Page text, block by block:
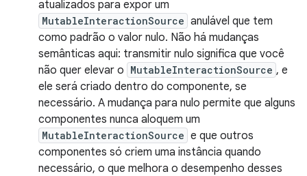
atualizados para expor um
MutableInteractionSource anulável que tem
como padrão o valor nulo. Não há mudanças
semânticas aqui: transmitir nulo significa que você
não quer elevar o MutableInteractionSource , e
ele será criado dentro do componente, se
necessário. A mudança para nulo permite que alguns
componentes nunca aloquem um
MutableInteractionSource e que outros
componentes só criem uma instância quando
necessário, o que melhora o desempenho desses